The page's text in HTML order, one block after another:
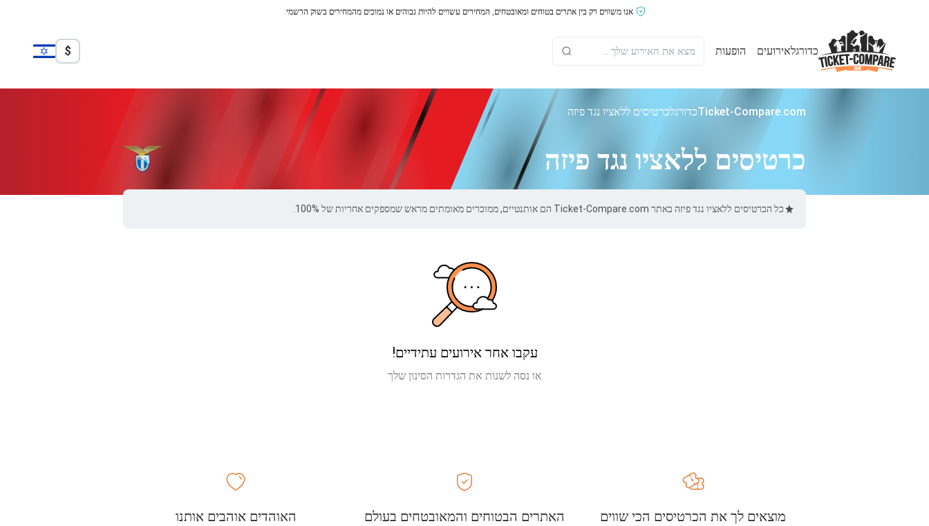
אנו משווים רק בין אתרים בטוחים ומאובטחים, המחירים עשויים להיות גבוהים או נמוכים מהמחירים בשוק הרשמי.
כדורגלאירועים הופעות $
Ticket-Compare.comכדורגלכרטיסים ללאציו נגד פיזה
כרטיסים ללאציו נגד פיזה
כל הכרטיסים ללאציו נגד פיזה באתר Ticket-Compare.com הם אותנטיים, ממוכרים מאומתים מראש שמספקים אחריות של 100%.
עקבו אחר אירועים עתידיים!
או נסה לשנות את הגדרות הסינון שלך
האתרים הבטוחים והמאובטחים בעולם מוצאים לך את הכרטיסים הכי שווים האוהדים אוהבים אותנו